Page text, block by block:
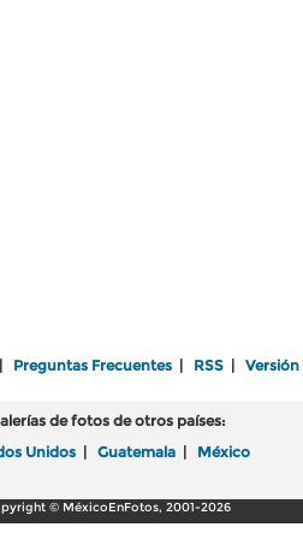
Preguntas Frecuentes RSS
de fotos de otros países:
Unidos
Guatemala México
© MéxicoEnFotos, 2001-2026